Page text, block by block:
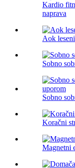
Kardio
naprava
Aok
Sobno
Sobno
Koračni
Magnetni